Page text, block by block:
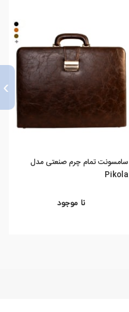
سامسونت تمام چرم صنعتی مدل
Pikola
نا موجود
›